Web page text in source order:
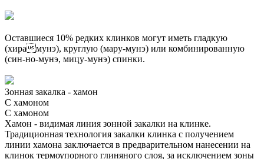
Оставшиеся 10% редких клинков могут иметь гладкую
(хирамунэ), круглую (мару-мунэ) или комбинированную
(син-но-мунэ, мицу-мунэ) спинки.
Зонная закалка - хамон
С хамоном
С хамоном
Хамон - видимая линия зонной закалки на клинке.
Традиционная технология закалки клинка с получением
линии хамона заключается в предварительном нанесении на
клинок термоупорного глиняного слоя, за исключением зоны